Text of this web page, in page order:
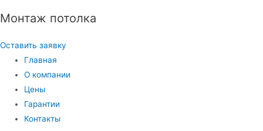
Монтаж потолка
Оставить заявку
Главная
О компании
Цены
Гарантии
Контакты